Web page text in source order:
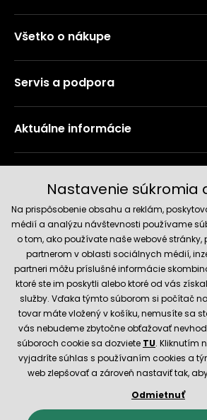
Všetko o nákupe
Servis a podpora
Aktuálne informácie
Spoľahlivý obchod
Obchodné
Nastavenie
Nastavenie súkromia
Na prispôsobenie obsahu a reklám,
médií a analýzu návštevnosti používame
o tom, ako používate naše webové
partnerom v oblasti sociálnych médií,
partneri môžu príslušné informácie
ktoré ste im poskytli alebo ktoré od vás
služby. Vďaka týmto súborom si počítač
tovar máte vložený v košíku, nemusíte sa
vás nebudeme zbytočne obťažovať
súboroch cookie sa dozviete TU. Kliknutím
vyjadríte súhlas s používaním cookies a
web zlepšovať a zároveň nastaviť tak,
Odmietnuť